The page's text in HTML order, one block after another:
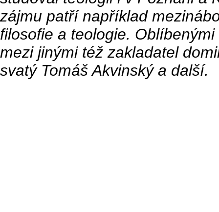
zájmu patří například
filosofie a teologie.
mezi jinými též zakladatel
svatý Tomáš Akvinský a další.